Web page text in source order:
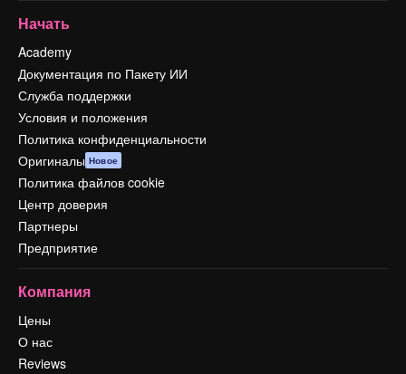
Начать
Academy
Документация по Пакету ИИ
Служба поддержки
Условия и положения
Политика конфиденциальности
Оригиналы Новое
Политика файлов cookie
Центр доверия
Партнеры
Предприятие
Компания
Цены
О нас
Reviews